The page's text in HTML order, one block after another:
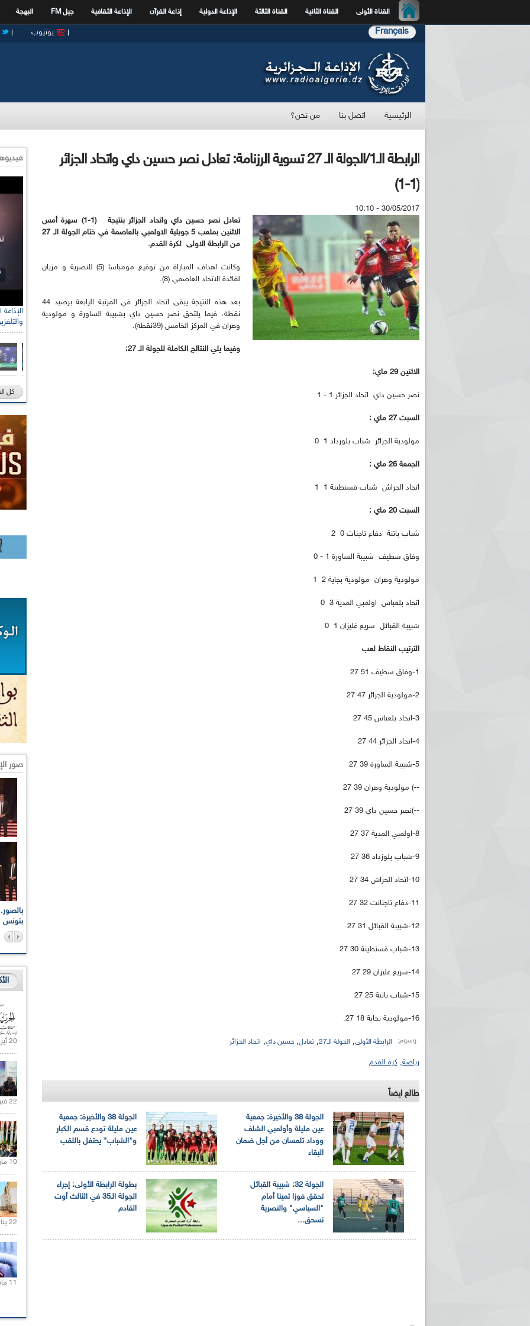
القناة الأولى القناة الثانية القناة الثالثة الإذاعة الدولية إذاعة القرآن الإذاعة الثقافية جيل FM البهجة
Français يوتيوب
الرئيسية اتصل بنا من نحن؟
الرابطة الـ1/الجولة الـ 27 تسوية الرزنامة: تعادل نصر حسين داي واتحاد الجزائر
(1-1)
30/05/2017 - 10:10
تعادل نصر حسين داي واتحاد الجزائر بنتيجة (1-1) سهرة أمس
الاثنين بملعب 5 جويلية الاولمبي بالعاصمة في ختام الجولة الـ 27
من الرابطة الاولى لكرة القدم.
وكانت اهداف المباراة من توقيع مومباسا (5) للنصرية و مزيان
لفائدة الاتحاد العاصمي (8).
بعد هذه النتيجة يبقى اتحاد الجزائر في المرتبة الرابعة برصيد 44
نقطة، فيما يلتحق نصر حسين داي بشبيبة الساورة و مولودية
وهران في المركز الخامس (39نقطة).
وفيما يلي النتائج الكاملة للجولة الـ 27:
الاثنين 29 ماي:
نصر حسين داي اتحاد الجزائر 1 - 1
السبت 27 ماي :
مولودية الجزائر شباب بلوزداد 1 0
الجمعة 26 ماي :
اتحاد الحراش شباب قسنطينة 1 1
السبت 20 ماي :
شباب باتنة دفاع تاجنات 0 2
وفاق سطيف شبيبة الساورة 1 - 0
مولودية وهران مولودية بجاية 2 1
اتحاد بلعباس اولمبي المدية 3 0
شبيبة القبائل سريع غليزان 1 0
الترتيب النقاط لعب
1-وفاق سطيف 51 27
2-مولودية الجزائر 47 27
3-اتحاد بلعباس 45 27
4-اتحاد الجزائر 44 27
5-شبيبة الساورة 39 27
--) مولودية وهران 39 27
--)نصر حسين داي 39 27
8-اولمبي المدية 37 27
9-شباب بلوزداد 36 27
10-اتحاد الحراش 34 27
11-دفاع تاجنانت 32 27
12-شبيبة القبائل 31 27
13-شباب قسنطينة 30 27
14-سريع غليزان 29 27
15-شباب باتنة 25 27
16-مولودية بجاية 18 27.
وسوم: الرابطة الأولى, الجولة الـ27 , تعادل, حسين داي, اتحاد الجزائر
رياضة, كرة القدم
طالع ايضاً
الجولة 38 والأخيرة: جمعية
عين مليلة تودع قسم الكبار
و"الشباب" يحتفل باللقب
الجولة 38 والأخيرة: جمعية
عين مليلة وأولمبي الشلف
ووداد تلمسان من أجل ضمان
البقاء
بطولة الرابطة الأولى: إجراء
الجولة الـ35 في الثالث أوت
القادم
الجولة 32: شبيبة القبائل
تحقق فوزا ثمينا أمام
"السياسي" والنصرية
تسحق...
كل
صور
بتونس
حول مرافقة وتغطية الإنتخابات المحلية لـ27 نوفمبر 2021
20 أبريل 2021 |
22 فبراير 2021 |
10 مارس 2021 |
22 يناير 2020 |
11 مايو 2021 |